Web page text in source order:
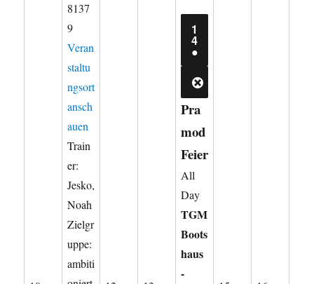
8137
9
Veran
staltu
ngsort
ansch
auen
Train
er:
Jesko,
Noah
Zielgr
uppe:
ambiti
1
414.
AUGUST
2026
●
VERANSTALTUNG)
CLOSE
Pra
mod
Feier
All
Day
TGM
Boots
haus
-